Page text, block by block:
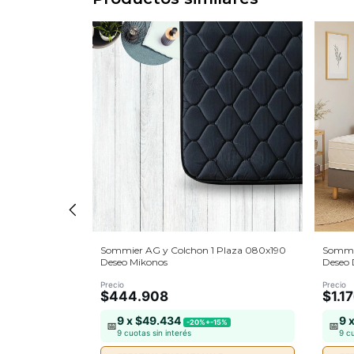
Sommier AG y Colchon 1 Plaza 080x190
Deseo Mikonos
Precio
$444.908
📅9 x $49.434 -20%+-15%
9 cuotas sin interés
Precio
📅9
9